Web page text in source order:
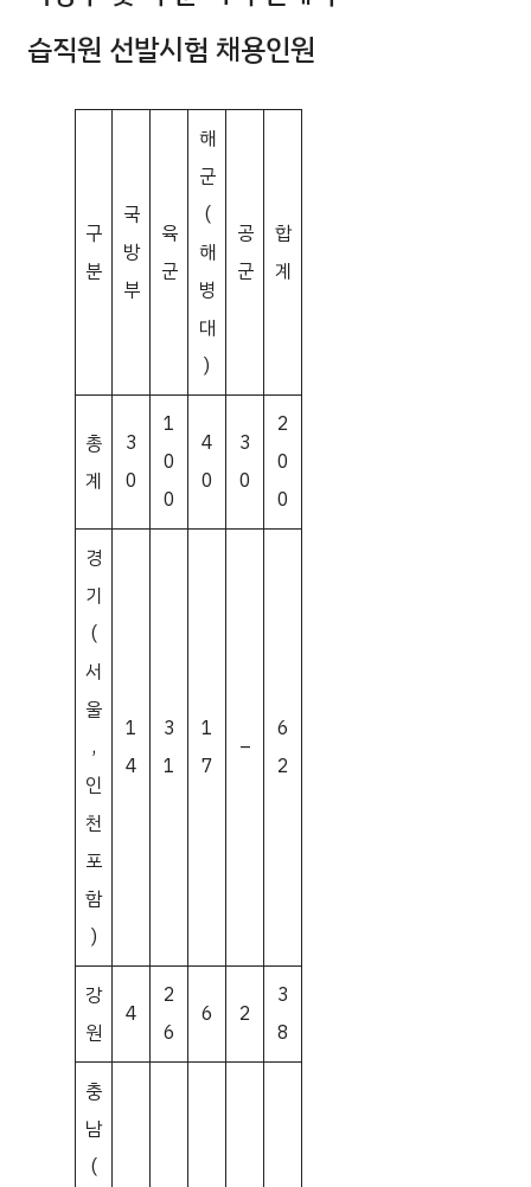
습직원 선발시험 채용인원
구
분
국
방
부
육
군
해
군
(
해
병
대
)
공
군
합
계
총
계
3
0
1
0
0
4
0
3
0
2
0
0
경
기
(
서
울
,
인
천
포
함
)
1
4
3
1
1
7
–
6
2
강
원
4
2
6
6 2
3
8
충
남
(